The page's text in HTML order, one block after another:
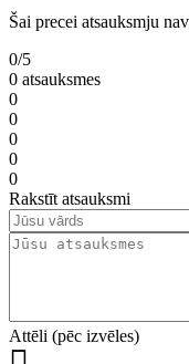
Šai precei atsauksmju
0/5
0 atsauksmes
0
0
0
0
0
Rakstīt atsauksmi
Attēli (pēc izvēles)